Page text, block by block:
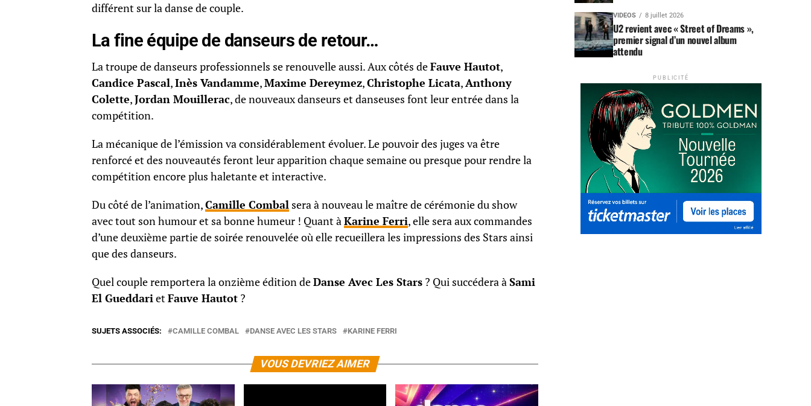
différent sur la danse de couple.
La fine équipe de danseurs de retour…
La troupe de danseurs professionnels se renouvelle aussi. Aux côtés deFauve Hautot,
Candice Pascal,Inès Vandamme,Maxime Dereymez,Christophe Licata,Anthony
Colette,Jordan Mouillerac, de nouveaux danseurs et danseuses font leur entrée dans la
compétition.
La mécanique de l’émission va considérablement évoluer. Le pouvoir des juges va être
renforcé et des nouveautés feront leur apparition chaque semaine ou presque pour rendre la
compétition encore plus haletante et interactive.
Du côté de l’animation,Camille Combal sera à nouveau le maître de cérémonie du show
avec tout son humour et sa bonne humeur ! Quant àKarine Ferri, elle sera aux commandes
d’une deuxième partie de soirée renouvelée où elle recueillera les impressions des Stars ainsi
que des danseurs.
Quel couple remportera la onzième édition deDanse Avec Les Stars ? Qui succédera àSami
El GueddarietFauve Hautot ?
SUJETS ASSOCIÉS: CAMILLE COMBAL DANSE AVEC LES STARS KARINE FERRI
VOUS DEVRIEZ AIMER
VIDEOS 8 juillet 2026
U2 revient avec « Street of Dreams »,
premier signal d’un nouvel album
attendu
PUBLICITÉ